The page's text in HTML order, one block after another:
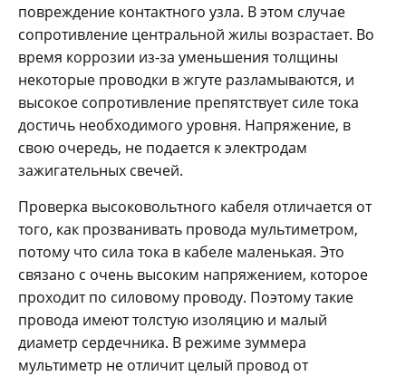
повреждение контактного узла. В этом случае
сопротивление центральной жилы возрастает. Во
время коррозии из-за уменьшения толщины
некоторые проводки в жгуте разламываются, и
высокое сопротивление препятствует силе тока
достичь необходимого уровня. Напряжение, в
свою очередь, не подается к электродам
зажигательных свечей.
Проверка высоковольтного кабеля отличается от
того, как прозванивать провода мультиметром,
потому что сила тока в кабеле маленькая. Это
связано с очень высоким напряжением, которое
проходит по силовому проводу. Поэтому такие
провода имеют толстую изоляцию и малый
диаметр сердечника. В режиме зуммера
мультиметр не отличит целый провод от